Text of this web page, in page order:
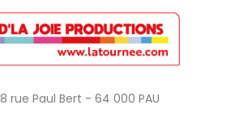
8 rue Paul Bert - 64 000 PAU